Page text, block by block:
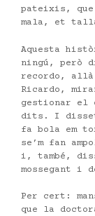
pateixis,
mala, et
Aquesta
ningú, però
recordo, allà
Ricardo,
gestionar el
dits. I disset
fa bola em
se’m fan
i, també,
mossegant i
Per cert:
que la